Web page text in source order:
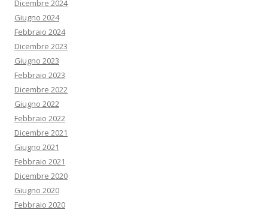
Dicembre 2024
Giugno 2024
Febbraio 2024
Dicembre 2023
Giugno 2023
Febbraio 2023
Dicembre 2022
Giugno 2022
Febbraio 2022
Dicembre 2021
Giugno 2021
Febbraio 2021
Dicembre 2020
Giugno 2020
Febbraio 2020